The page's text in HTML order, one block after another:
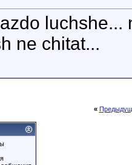
ne chitat...
«